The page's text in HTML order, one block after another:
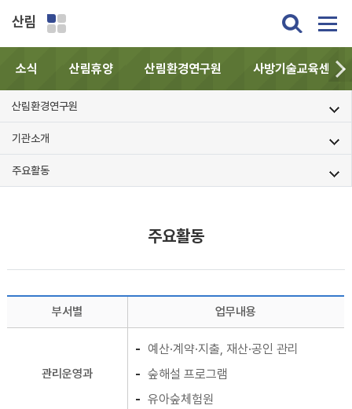
산림
소식 산림휴양 산림환경연구원 사방기술교육센터
산림환경연구원
기관소개
주요활동
주요활동
부서별 업무내용
관리운영과
예산·계약·지출, 재산·공인 관리
숲해설 프로그램
유아숲체험원